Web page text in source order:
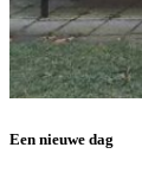
Een nieuwe dag